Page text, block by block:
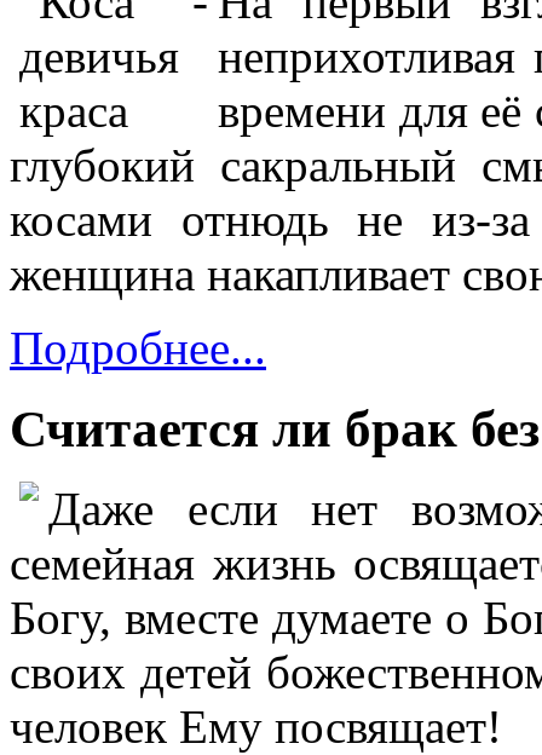
времени для
глубокий сакральный
косами отнюдь не из-
женщина накапливает
Подробнее...
Считается ли брак
Даже если нет
семейная жизнь
Богу, вместе думаете о
своих детей
человек Ему посвящает!